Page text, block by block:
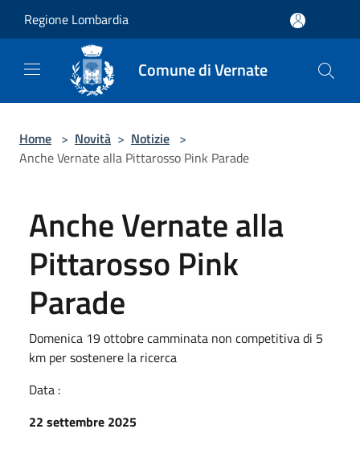
Regione Lombardia
Comune di Vernate
Home > Novità > Notizie >
Anche Vernate alla Pittarosso Pink Parade
Anche Vernate alla
Pittarosso Pink
Parade
Domenica 19 ottobre camminata non competitiva di 5
km per sostenere la ricerca
Data :
22 settembre 2025